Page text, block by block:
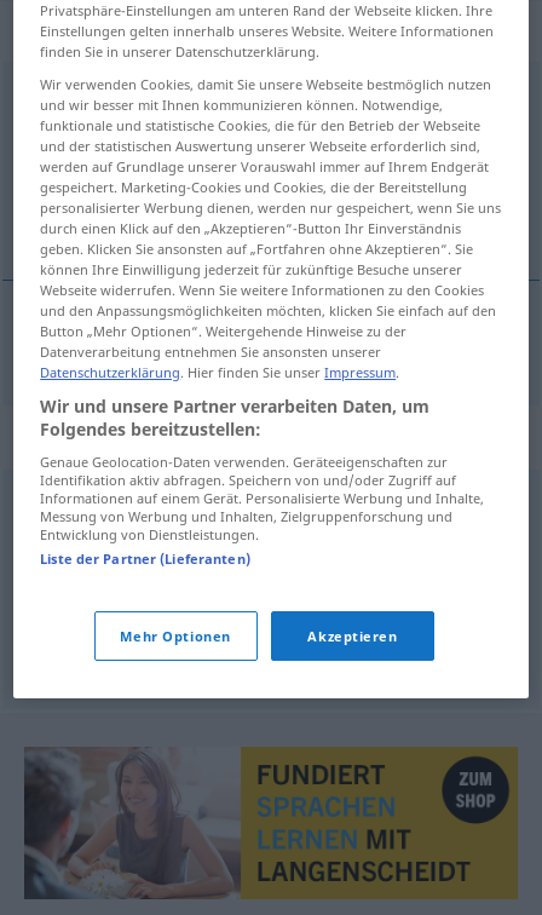
„berichten“
berichten
Übersicht aller Übersetzungen
(Für mehr Details die Übersetzung anklicken/antippen)
izvijestiti
izvijestiti(izvješćivati, -štavati) berichten
Synonyme für "berichten"
melden
,vermerken,schildern
Privatsphäre-Einstellungen am unteren Rand der Webseite klicken. Ihre
Einstellungen gelten innerhalb unseres Website. Weitere Informationen
finden Sie in unserer Datenschutzerklärung.
Wir verwenden Cookies, damit Sie unsere Webseite bestmöglich nutzen
und wir besser mit Ihnen kommunizieren können. Notwendige,
funktionale und statistische Cookies, die für den Betrieb der Webseite
und der statistischen Auswertung unserer Webseite erforderlich sind,
werden auf Grundlage unserer Vorauswahl immer auf Ihrem Endgerät
gespeichert. Marketing-Cookies und Cookies, die der Bereitstellung
personalisierter Werbung dienen, werden nur gespeichert, wenn Sie uns
durch einen Klick auf den „Akzeptieren“-Button Ihr Einverständnis
geben. Klicken Sie ansonsten auf „Fortfahren ohne Akzeptieren“. Sie
können Ihre Einwilligung jederzeit für zukünftige Besuche unserer
Webseite widerrufen. Wenn Sie weitere Informationen zu den Cookies
und den Anpassungsmöglichkeiten möchten, klicken Sie einfach auf den
Button „Mehr Optionen“. Weitergehende Hinweise zu der
Datenverarbeitung entnehmen Sie ansonsten unserer
Datenschutzerklärung. Hier finden Sie unserImpressum.
Wir und unsere Partner verarbeiten Daten, um
Folgendes bereitzustellen:
Genaue Geolocation-Daten verwenden. Geräteeigenschaften zur
Identifikation aktiv abfragen. Speichern von und/oder Zugriff auf
Informationen auf einem Gerät. Personalisierte Werbung und Inhalte,
Messung von Werbung und Inhalten, Zielgruppenforschung und
Entwicklung von Dienstleistungen.
Liste der Partner (Lieferanten)
Mehr Optionen Akzeptieren